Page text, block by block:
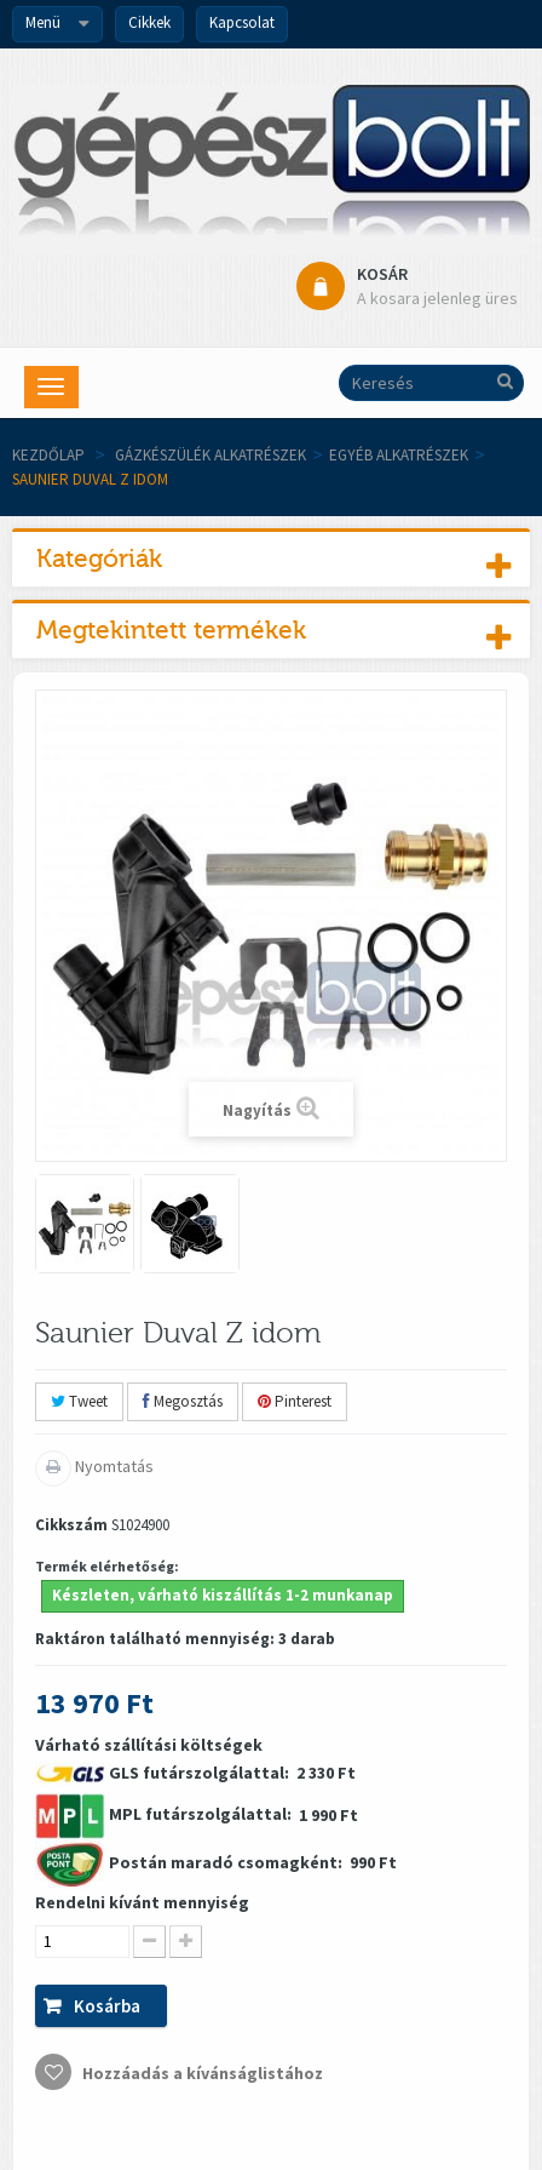
Menü Cikkek Kapcsolat
KOSÁR
A kosara jelenleg üres
Toggle
navigation
KEZDŐLAP > GÁZKÉSZÜLÉK ALKATRÉSZEK > EGYÉB ALKATRÉSZEK >
SAUNIER DUVAL Z IDOM
Kategóriák
Megtekintett termékek
Nagyítás
Saunier Duval Z idom
Tweet Megosztás Pinterest
Nyomtatás
Cikkszám S1024900
Termék elérhetőség:
Készleten, várható kiszállítás 1-2 munkanap
Raktáron található mennyiség: 3 darab
13 970 Ft
Várható szállítási költségek
GLS futárszolgálattal: 2 330 Ft
MPL futárszolgálattal: 1 990 Ft
Postán maradó csomagként: 990 Ft
Rendelni kívánt mennyiség
Kosárba
Hozzáadás a kívánságlistához